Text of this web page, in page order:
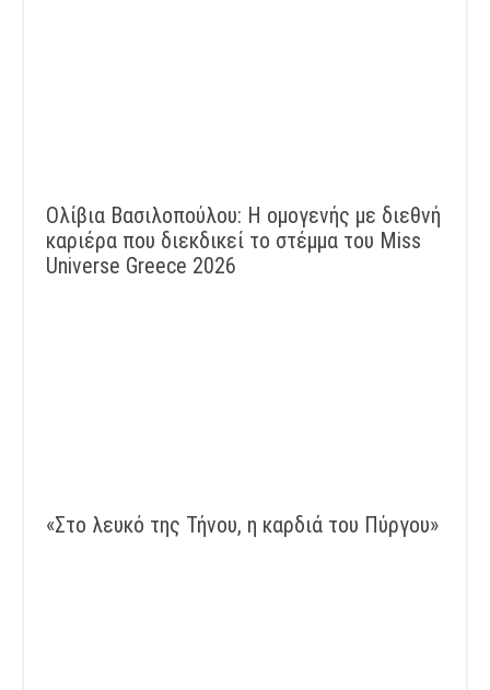
Ολίβια Βασιλοπούλου: Η ομογενής με διεθνή
καριέρα που διεκδικεί το στέμμα του Miss
Universe Greece 2026
«Στο λευκό της Τήνου, η καρδιά του Πύργου»